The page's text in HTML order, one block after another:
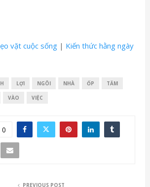
vặt cuộc sống | Kiến thức hằng ngày
LỢI NGÔI NHÀ ỐP TĂM
VÀO VIỆC
0
PREVIOUS POST